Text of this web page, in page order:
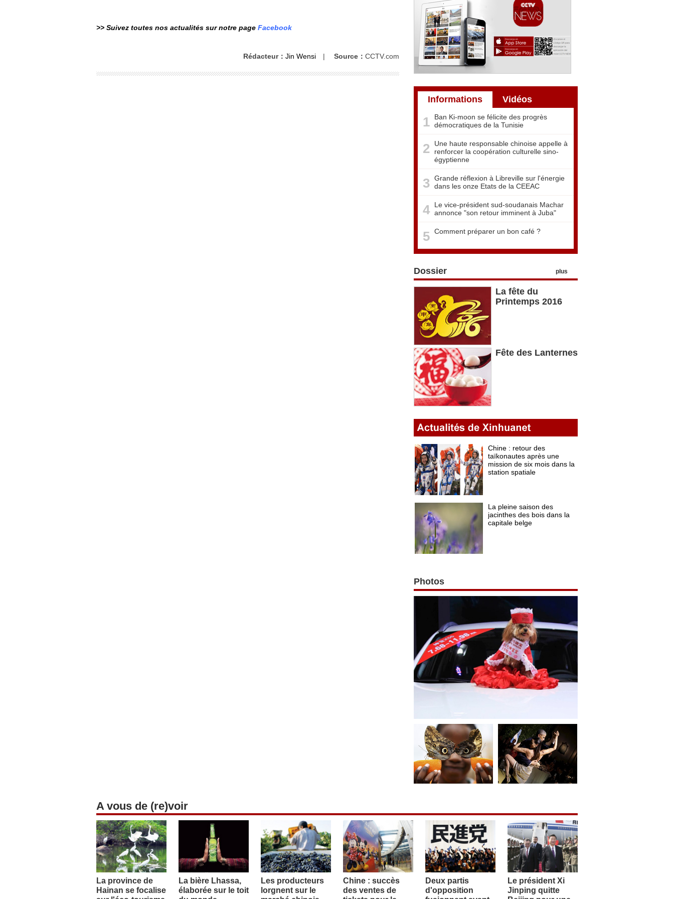
>> Suivez toutes nos actualités sur notre page Facebook
Rédacteur： Jin Wensi | Source： CCTV.com
Informations Vidéos
1
Ban Ki-moon se félicite des progrès
démocratiques de la Tunisie
2
Une haute responsable chinoise appelle à
renforcer la coopération culturelle sino-
égyptienne
3 Grande réflexion à Libreville sur l'énergie
dans les onze Etats de la CEEAC
4
Le vice-président sud-soudanais Machar
annonce "son retour imminent à Juba"
5 Comment préparer un bon café ?
Dossier plus
La fête du
Printemps 2016
Fête des Lanternes
Photos
A vous de (re)voir
La province de
Hainan se focalise
La bière Lhassa,
élaborée sur le toit
Les producteurs
lorgnent sur le
Chine : succès
des ventes de
Deux partis
d'opposition
Le président Xi
Jinping quitte